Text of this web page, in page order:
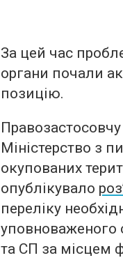
За цей час
органи почали
позицію.
Міністерство з
окупованих
опублікувало
переліку
уповноваженого
та СП за місцем